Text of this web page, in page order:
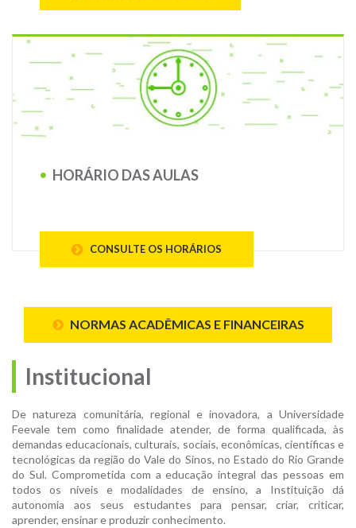
HORÁRIO DAS AULAS
CONSULTE OS HORÁRIOS
NORMAS ACADÊMICAS E FINANCEIRAS
Institucional
De natureza comunitária, regional e inovadora, a Universidade
Feevale tem como finalidade atender, de forma qualificada, às
demandas educacionais, culturais, sociais, econômicas, científicas e
tecnológicas da região do Vale do Sinos, no Estado do Rio Grande
do Sul. Comprometida com a educação integral das pessoas em
todos os níveis e modalidades de ensino, a Instituição dá
autonomia aos seus estudantes para pensar, criar, criticar,
aprender, ensinar e produzir conhecimento.